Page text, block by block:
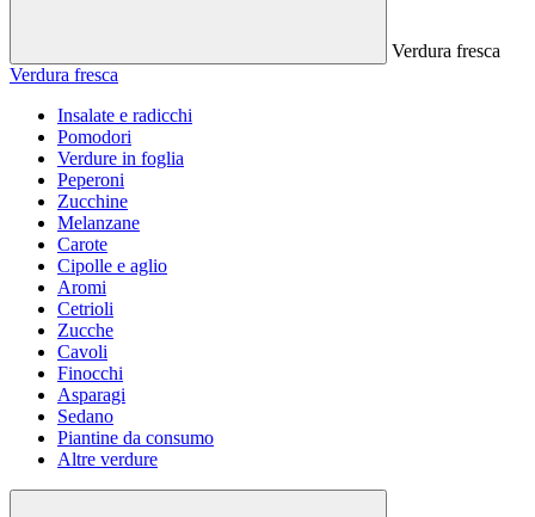
Verdura fresca
Verdura fresca
Insalate e radicchi
Pomodori
Verdure in foglia
Peperoni
Zucchine
Melanzane
Carote
Cipolle e aglio
Aromi
Cetrioli
Zucche
Cavoli
Finocchi
Asparagi
Sedano
Piantine da consumo
Altre verdure